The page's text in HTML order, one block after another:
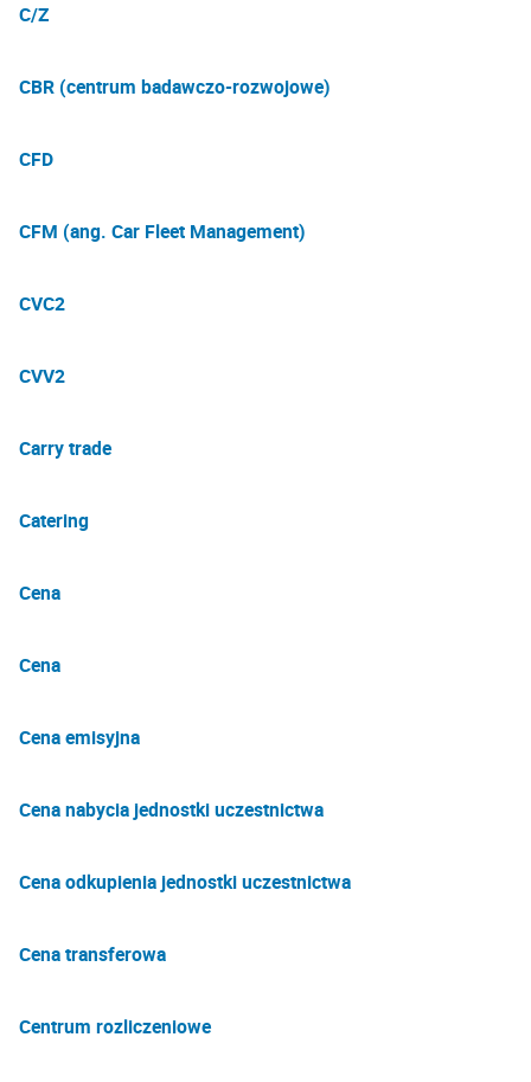
C/Z
CBR (centrum badawczo-rozwojowe)
CFD
CFM (ang. Car Fleet Management)
CVC2
CVV2
Carry trade
Catering
Cena
Cena
Cena emisyjna
Cena nabycia jednostki uczestnictwa
Cena odkupienia jednostki uczestnictwa
Cena transferowa
Centrum rozliczeniowe